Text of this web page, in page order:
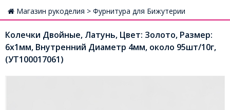
Магазин рукоделия > Фурнитура для Бижутерии
Колечки Двойные, Латунь, Цвет: Золото, Размер:
6х1мм, Внутренний Диаметр 4мм, около 95шт/10г,
(УТ100017061)